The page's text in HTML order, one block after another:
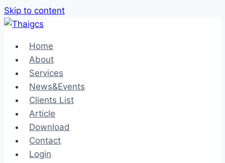
Skip to content
Home
About
Services
News&Events
Clients List
Article
Download
Contact
Login